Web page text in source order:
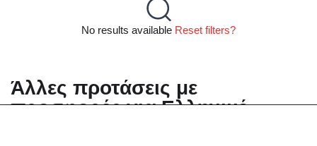
No results available Reset filters?
Άλλες προτάσεις με
προσφορές για Ελληνικό -